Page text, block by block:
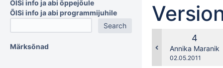
ÕISi info ja abi õppejõule
ÕISi info ja abi programmijuhile
Märksõnad
Old
Version
4
Annika Maranik
Saved
02.05.2011